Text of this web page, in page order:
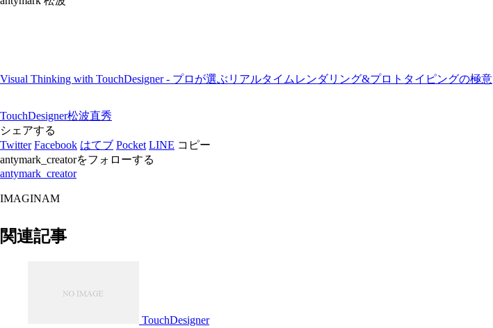
Visual Thinking with TouchDesigner - プロが選ぶリアルタイムレンダリング&プロトタイピングの極意
TouchDesigner松波直秀
シェアする
Twitter Facebook はてブ Pocket LINE コピー
antymark_creatorをフォローする
antymark_creator
IMAGINAM
関連記事
TouchDesigner